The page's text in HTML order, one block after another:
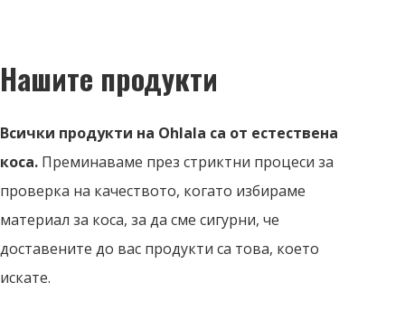
Нашите продукти
Всички продукти на Ohlala са от естествена
коса. Преминаваме през стриктни процеси за
проверка на качеството, когато избираме
материал за коса, за да сме сигурни, че
доставените до вас продукти са това, което
искате.